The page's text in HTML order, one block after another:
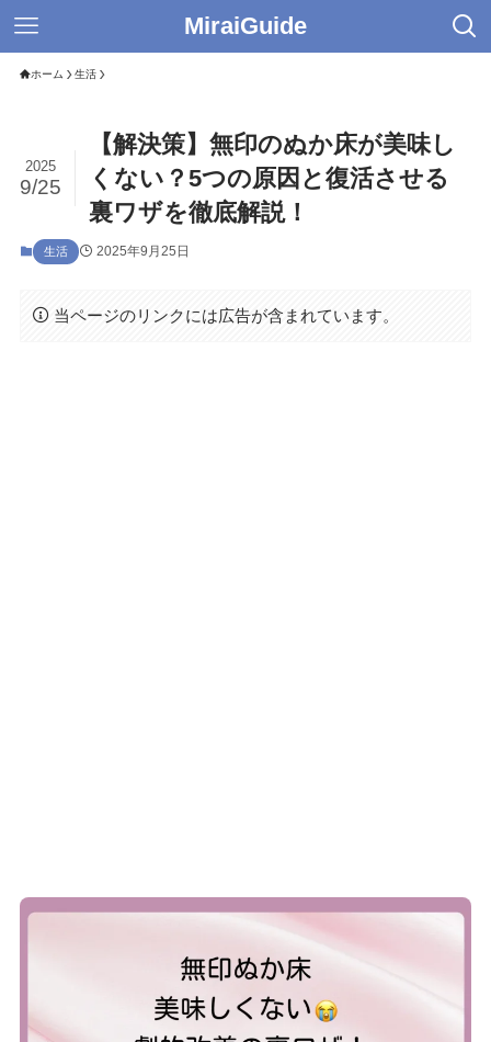
MiraiGuide
ホーム 生活
【解決策】無印のぬか床が美味し
くない？5つの原因と復活させる
裏ワザを徹底解説！
2025
9/25
生活 2025年9月25日
当ページのリンクには広告が含まれています。